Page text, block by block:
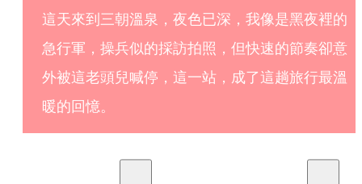
這天來到三朝溫泉，夜色已深，我像是黑夜裡的
急行軍，操兵似的採訪拍照，但快速的節奏卻意
外被這老頭兒喊停，這一站，成了這趟旅行最溫
暖的回憶。